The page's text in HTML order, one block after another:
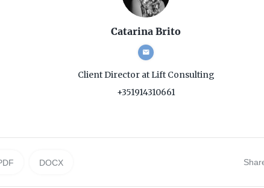
Catarina Brito
Client Directorat Lift Consulting
+351914310661
DOCX